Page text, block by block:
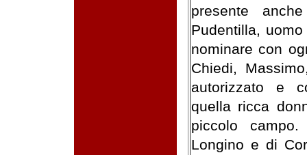
presente
Pudentilla,
nominare con
Chiedi,
autorizzato e
quella ricca
piccolo
Longino e di